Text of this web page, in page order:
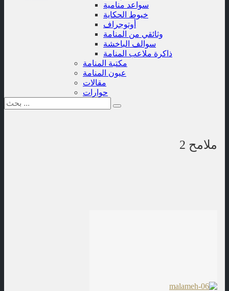
سواعد منامية
خيوط الحكاية
أوتوجراف
وثائقي من المنامة
سوالف الباخشة
ذاكرة ملاعب المنامة
مكتبة المنامة
عيون المنامة
مقالات
حوارات
ملامح 2